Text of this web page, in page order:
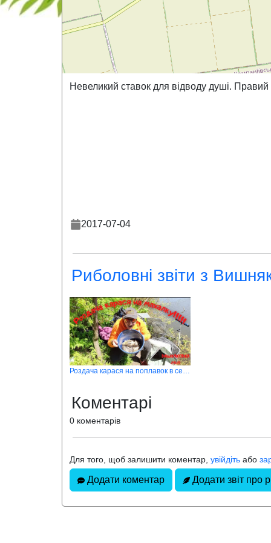
Невеликий ставок для відводу душі. Правий
2017-07-04
Риболовні звіти з
Роздача карася на поплавок в селі Вишняківка Кропивницького району
Коментарі
0 коментарів
Для того, щоб залишити коментар, увійдіть або
Додати коментар Додати звіт про